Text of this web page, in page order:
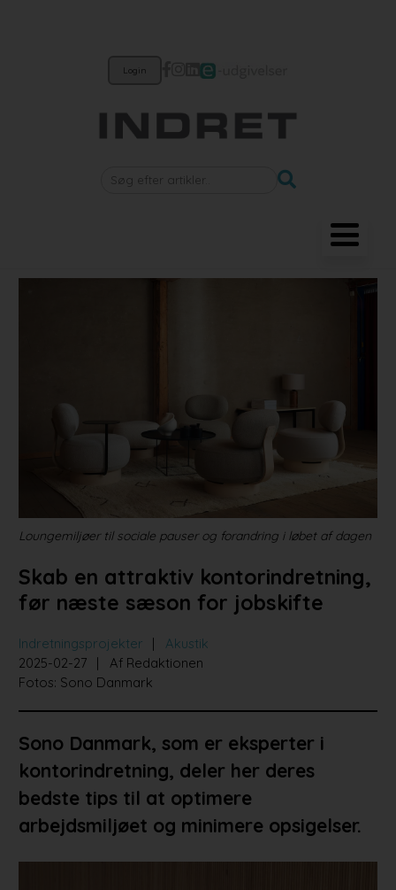
Login
Bad og køkken
Indretningsprojekter
Portrætter
Partnere
Loungemiljøer til sociale pauser og forandring i løbet af dagen
Skab en attraktiv kontorindretning,
før næste sæson for jobskifte
Indretningsprojekter
Akustik
2025-02-27
Af Redaktionen
Fotos: Sono Danmark
Sono Danmark, som er eksperter i
kontorindretning, deler her deres
bedste tips til at optimere
arbejdsmiljøet og minimere opsigelser.